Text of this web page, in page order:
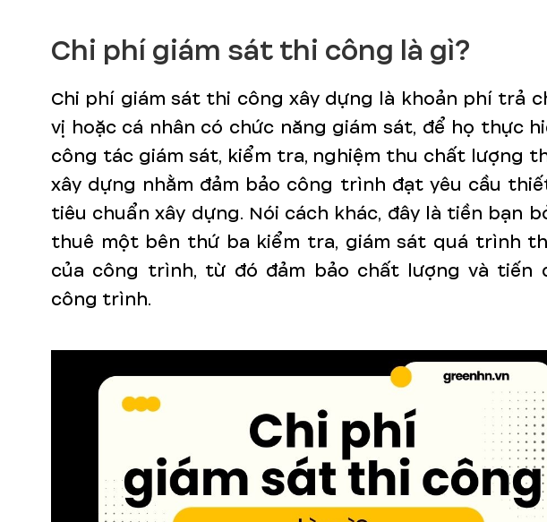
Chi phí giám sát thi công là gì?
Chi phí giám sát thi công xây dựng là khoản phí trả
vị hoặc cá nhân có chức năng giám sát, để họ thực
công tác giám sát, kiểm tra, nghiệm thu chất lượng
xây dựng nhằm đảm bảo công trình đạt yêu cầu
tiêu chuẩn xây dựng. Nói cách khác, đây là tiền bạn
thuê một bên thứ ba kiểm tra, giám sát quá trình
của công trình, từ đó đảm bảo chất lượng và tiến
công trình.